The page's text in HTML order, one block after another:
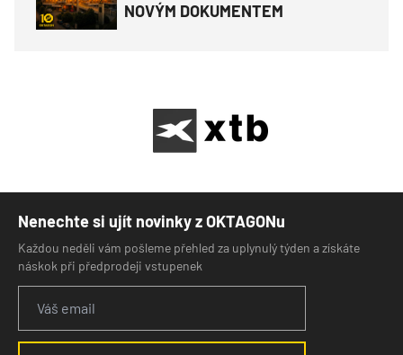
NOVÝM DOKUMENTEM
Nenechte si ujít novinky z OKTAGONu
Každou neděli vám pošleme přehled za uplynulý týden a získáte
náskok při předprodeji vstupenek